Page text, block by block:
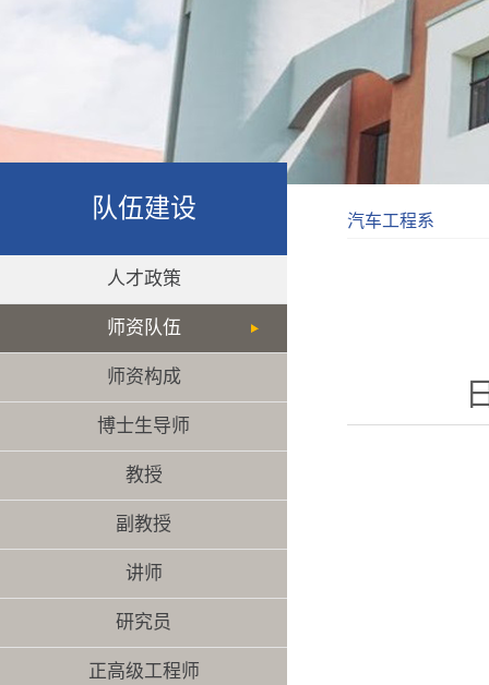
队伍建设
人才政策
师资队伍
师资构成
博士生导师
教授
副教授
讲师
研究员
正高级工程师
汽车工程系